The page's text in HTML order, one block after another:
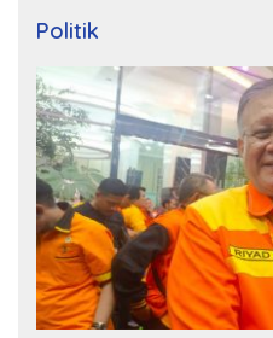
Politik